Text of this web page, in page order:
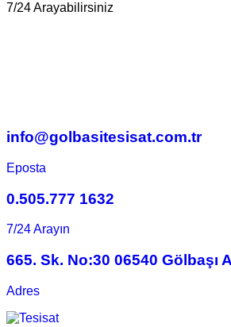
7/24 Arayabilirsiniz
info@golbasitesisat.com.tr
Eposta
0.505.777 1632
7/24 Arayın
665. Sk. No:30 06540 Gölbaşı
Adres